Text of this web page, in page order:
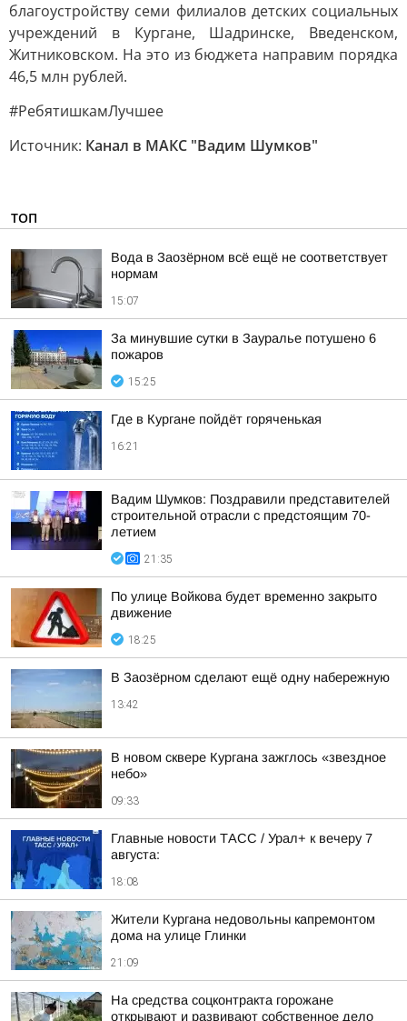
благоустройству семи филиалов детских социальных
учреждений в Кургане, Шадринске, Введенском,
Житниковском. На это из бюджета направим порядка
46,5 млн рублей.
#РебятишкамЛучшее
Источник: Канал в МАКС "Вадим Шумков"
ТОП
Вода в Заозёрном всё ещё не соответствует
нормам
15:07
За минувшие сутки в Зауралье потушено 6
пожаров
15:25
Где в Кургане пойдёт горяченькая
16:21
Вадим Шумков: Поздравили представителей
строительной отрасли с предстоящим 70-
летием
21:35
По улице Войкова будет временно закрыто
движение
18:25
В Заозёрном сделают ещё одну набережную
13:42
В новом сквере Кургана зажглось «звездное
небо»
09:33
Главные новости ТАСС / Урал+ к вечеру 7
августа:
18:08
Жители Кургана недовольны капремонтом
дома на улице Глинки
21:09
На средства соцконтракта горожане
открывают и развивают собственное дело